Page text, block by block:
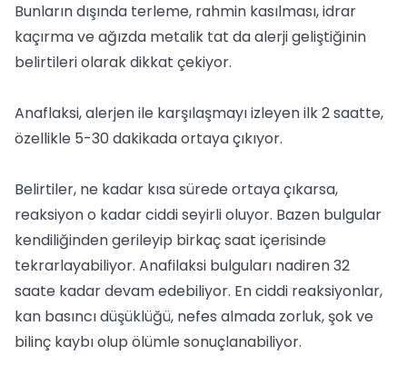
Bunların dışında terleme, rahmin kasılması, idrar
kaçırma ve ağızda metalik tat da alerji geliştiğinin
belirtileri olarak dikkat çekiyor.
Anaflaksi, alerjen ile karşılaşmayı izleyen ilk 2 saatte,
özellikle 5-30 dakikada ortaya çıkıyor.
Belirtiler, ne kadar kısa sürede ortaya çıkarsa,
reaksiyon o kadar ciddi seyirli oluyor. Bazen bulgular
kendiliğinden gerileyip birkaç saat içerisinde
tekrarlayabiliyor. Anafilaksi bulguları nadiren 32
saate kadar devam edebiliyor. En ciddi reaksiyonlar,
kan basıncı düşüklüğü, nefes almada zorluk, şok ve
bilinç kaybı olup ölümle sonuçlanabiliyor.